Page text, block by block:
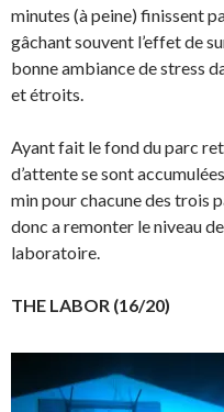
minutes (à peine) finissent
gâchant souvent l’effet de
bonne ambiance de stress
et étroits.
Ayant fait le fond du parc
d’attente se sont
min pour chacune des trois
donc a remonter le niveau
laboratoire.
THE LABOR (16/20)